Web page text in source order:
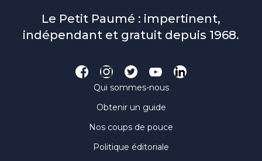
Le Petit Paumé : impertinent,
indépendant et gratuit depuis 1968.
Qui sommes-nous
Obtenir un guide
Nos coups de pouce
Politique éditoriale